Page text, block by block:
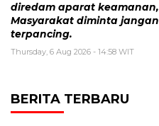
diredam aparat keamanan,
Masyarakat diminta jangan
terpancing.
Thursday, 6 Aug 2026 - 14:58 WIT
BERITA TERBARU